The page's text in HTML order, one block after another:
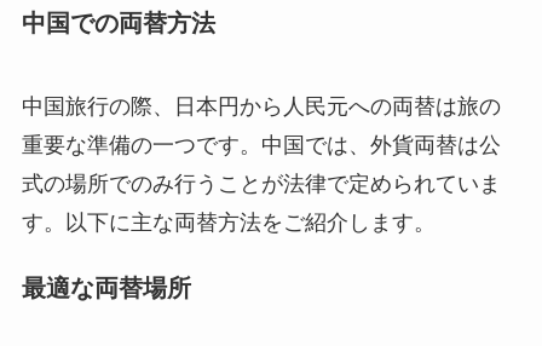
中国での両替方法
中国旅行の際、日本円から人民元への両替は旅の
重要な準備の一つです。中国では、外貨両替は公
式の場所でのみ行うことが法律で定められていま
す。以下に主な両替方法をご紹介します。
最適な両替場所